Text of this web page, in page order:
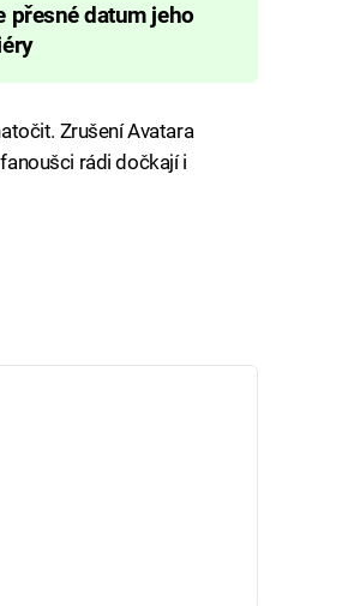
přesné datum jeho
Zrušení Avatara
rádi dočkají i